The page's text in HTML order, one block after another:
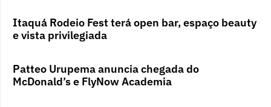
Itaquá Rodeio Fest terá open bar, espaço beauty
e vista privilegiada
Patteo Urupema anuncia chegada do
McDonald’s e FlyNow Academia